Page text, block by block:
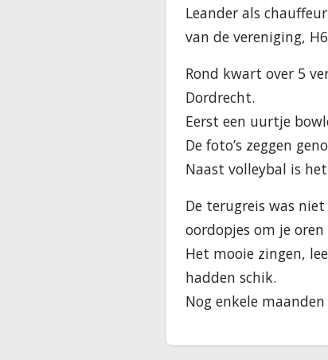
Leander als
van de vereniging,
Rond kwart over 5
Dordrecht.
Eerst een uurtje
De foto’s zeggen
Naast volleybal is
De terugreis was
oordopjes om je
Het mooie zingen,
hadden schik.
Nog enkele